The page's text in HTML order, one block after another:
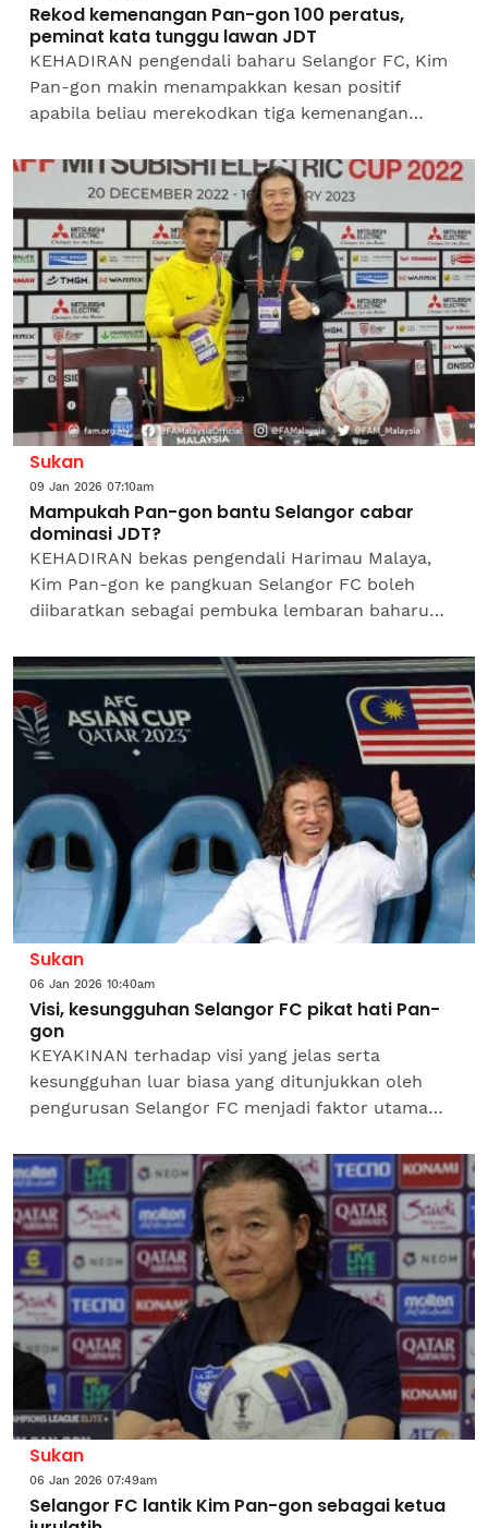
Rekod kemenangan Pan-gon 100 peratus,
peminat kata tunggu lawan JDT
KEHADIRAN pengendali baharu Selangor FC, Kim
Pan-gon makin menampakkan kesan positif
apabila beliau merekodkan tiga kemenangan
Gergasi Merah pada 5...
Sukan
09 Jan 2026 07:10am
Mampukah Pan-gon bantu Selangor cabar
dominasi JDT?
KEHADIRAN bekas pengendali Harimau Malaya,
Kim Pan-gon ke pangkuan Selangor FC boleh
diibaratkan sebagai pembuka lembaran baharu
penantian panjang menjulang...
Sukan
06 Jan 2026 10:40am
Visi, kesungguhan Selangor FC pikat hati Pan-
gon
KEYAKINAN terhadap visi yang jelas serta
kesungguhan luar biasa yang ditunjukkan oleh
pengurusan Selangor FC menjadi faktor utama
Gergasi Merah.Bekas...
Sukan
06 Jan 2026 07:49am
Selangor FC lantik Kim Pan-gon sebagai ketua